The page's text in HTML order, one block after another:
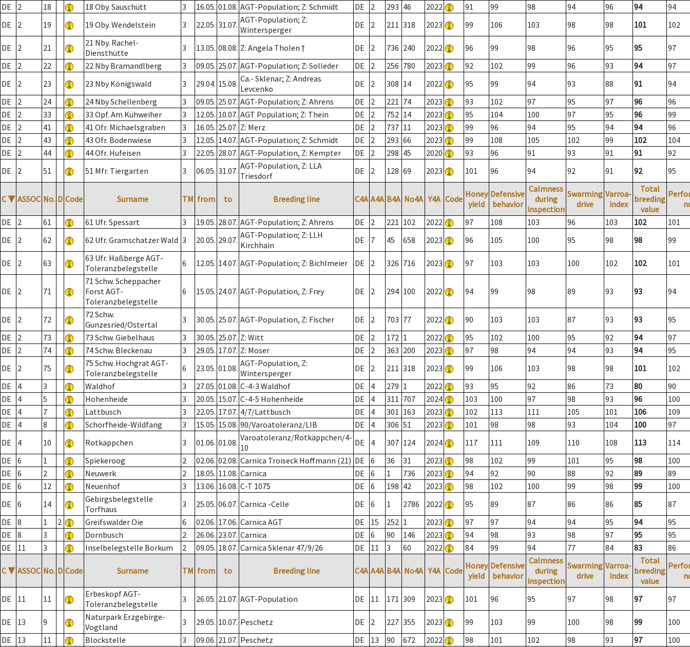
DE
2 18 18 Oby. Sauschütt 3 16.05. 01.08. AGT-Population; Z: Schmidt DE 2 293 46 2022 91 99 98 94 96 94
94
DE
2 19 19 Oby. Wendelstein 3 22.05. 31.07. AGT-Population; Z:
Wintersperger
DE 2 211 318 2023 99 106 103 98 98 101 102
DE 2 21
21 Nby. Rachel-
Diensthütte
3 13.05. 08.08. Z: Angela Tholen † DE 2 736 240 2022 96 99 98 96 95 95
97
DE
2 22 22 Nby Bramandlberg 3 09.05. 25.07. AGT-Population; Z: Solleder DE 2 256 780 2023 92 102 99 96 93 94
97
DE
2 23 23 Nby Königswald 3 29.04. 15.08. Ca.- Sklenar; Z: Andreas
Levcenko
DE 2 308 14 2022 95 99 94 93 88 91
94
DE
2 24 24 Nby Schellenberg 3 09.05. 25.07. AGT-Population; Z: Ahrens DE 2 221 74 2023 93 102 97 95 97 96
96
DE
2 33 33 Opf. Am Kühweiher 3 12.05. 10.07. AGT Population; Z: Thein DE 2 752 14 2023 95 104 100 97 95 96
99
DE
2 41 41 Ofr. Michaelsgraben 3 16.05. 25.07. Z: Merz DE 2 737 11 2023 99 96 94 95 94 94
96
DE
2 43 43 Ofr. Bodenwiese 3 12.05. 14.07. AGT-Population; Z: Schmidt DE 2 293 66 2023 99 108 105 102 99 102
104
DE
2 44 44 Ofr. Hufeisen 3 22.05. 28.07. AGT-Population, Z: Kempter DE 2 298 45 2020 93 96 91 93 91 91
92
DE
2 51 51 Mfr. Tiergarten 3 06.05. 31.07. AGT-Population, Z: LLA
Triesdorf
DE 2 128 69 2023 101 96 94 92 91 92 95
C ▼ ASSOC No. D Code Surname TM from to Breeding line C4A A4A B4A No4A Y4A Code Honey
yield
Defensive
behavior
Calmness
during
inspection
Swarming
drive
Varroa-
index
Total
breeding
value
DE
2 61 61 Ufr. Spessart 3 19.05. 28.07. AGT-Population; Z: Ahrens DE 2 221 102 2022 97 108 103 96 103 102
101
DE
2 62 62 Ufr. Gramschatzer Wald 3 20.05. 29.07. AGT-Population; Z: LLH
Kirchhain
DE 7 45 658 2023 96 105 100 95 98 98 99
DE 2 63
63 Ufr. Haßberge AGT-
Toleranzbelegstelle
6 12.05. 14.07. AGT-Population; Z: Bichlmeier DE 2 326 716 2023 97 103 103 100 102 102 101
DE 2 71
71 Schw. Scheppacher
Forst AGT-
Toleranzbelegstelle
6 15.05. 24.07. AGT-Population, Z: Frey DE 2 294 100 2022 94 99 98 89 93 93 94
DE 2 72
72 Schw.
Gunzesried/Ostertal
3 30.05. 25.07. AGT-Population, Z: Fischer DE 2 703 77 2022 90 103 103 87 93 93
95
DE
2 73 73 Schw. Giebelhaus 3 30.05. 25.07. Z: Witt DE 2 172 1 2022 95 102 100 95 92 94
97
DE
2 74 74 Schw. Bleckenau 3 29.05. 17.07. Z: Moser DE 2 363 200 2023 97 98 94 94 93 94
95
DE
2 75
75 Schw. Hochgrat AGT-
Toleranzbelegstelle
6 23.05. 01.08. AGT-Population, Z:
Wintersperger
DE 2 211 318 2023 99 106 103 98 98 101
102
DE
4 3 Waldhof 3 27.05. 01.08. C-4-3 Waldhof DE 4 279 1 2022 93 95 92 86 73 80
90
DE
4 5 Hohenheide 3 20.05. 15.07. C-4-5 Hohenheide DE 4 311 707 2024 103 100 97 98 93 96
100
DE
4 7 Lattbusch 3 22.05. 17.07. 4/7/Lattbusch DE 4 301 163 2023 102 113 111 105 101 106
109
DE
4 8 Schorfheide-Wildfang 3 15.05. 15.08. 90/Varoatoleranz/LIB DE 4 306 51 2023 101 98 98 93 104 100
97
DE
4 10 Rotkäppchen 3 01.06. 01.08. Varoatoleranz/Rotkäppchen/4-
10
DE 4 307 124 2024 117 111 109 110 108 113
114
DE
6 1 Spiekeroog 2 02.06. 02.08. Carnica Troiseck Hoffmann (21) DE 6 36 31 2023 98 102 99 101 95 98
100
DE
6 2 Neuwerk 2 18.05. 11.08. Carnica DE 6 1 736 2023 94 92 90 88 92 89
89
DE
6 12 Neuenhof 3 13.06. 16.08. C-T 1075 DE 6 198 42 2023 98 102 100 99 98 99
100
DE
6 14
Gebirgsbelegstelle
Torfhaus
3 25.05. 06.07. Carnica -Celle DE 6 1 2786 2022 95 89 87 86 86 85
87
DE
8 1 2 Greifswalder Oie 6 02.06. 17.06. Carnica AGT DE 15 252 1 2023 97 97 94 94 95 94
95
DE
8 3 Dornbusch 2 26.06. 23.07. Carnica DE 6 90 146 2023 94 98 93 98 97 95
95
DE
11 3 Inselbelegstelle Borkum 2 09.05. 18.07. Carnica Sklenar 47/9/26 DE 11 3 60 2022 84 99 94 77 84 83 86
C ▼ ASSOC No. D Code Surname TM from to Breeding line C4A A4A B4A No4A Y4A Code Honey
yield
Defensive
behavior
Calmness
during
inspection
Swarming
drive
Varroa-
index
Total
breeding
value
DE 11 11
Erbeskopf AGT-
Toleranzbelegstelle
3 26.05. 21.07. AGT-Population DE 11 171 309 2023 101 96 95 97 98 97 97
DE 13 9
Naturpark Erzgebirge-
Vogtland
3 29.05. 10.07. Peschetz DE 2 227 355 2023 99 103 99 100 98 99
100
DE
13 11 Blockstelle 3 09.06. 21.07. Peschetz DE 13 90 672 2022 98 101 102 98 93 97
100